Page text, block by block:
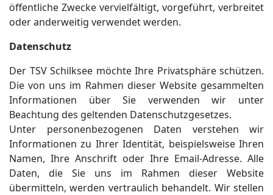
öffentliche Zwecke vervielfältigt, vorgeführt, verbreitet
oder anderweitig verwendet werden.
Datenschutz
Der TSV Schilksee möchte Ihre Privatsphäre schützen.
Die von uns im Rahmen dieser Website gesammelten
Informationen über Sie verwenden wir unter
Beachtung des geltenden Datenschutzgesetzes.
Unter personenbezogenen Daten verstehen wir
Informationen zu Ihrer Identität, beispielsweise Ihren
Namen, Ihre Anschrift oder Ihre Email-Adresse. Alle
Daten, die Sie uns im Rahmen dieser Website
übermitteln, werden vertraulich behandelt. Wir stellen